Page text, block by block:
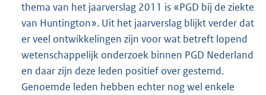
thema van het jaarverslag 2011 is «PGD bij de ziekte
van Huntington». Uit het jaarverslag blijkt verder dat
er veel ontwikkelingen zijn voor wat betreft lopend
wetenschappelijk onderzoek binnen PGD Nederland
en daar zijn deze leden positief over gestemd.
Genoemde leden hebben echter nog wel enkele